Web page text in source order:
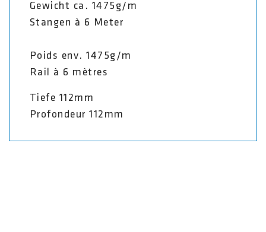
Gewicht ca. 1475g/m
Stangen à 6 Meter
Poids env. 1475g/m
Rail à 6 mètres
Tiefe 112mm
Profondeur 112mm